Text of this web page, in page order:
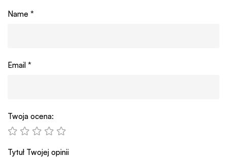
Name *
Email *
Twoja ocena:
Tytuł Twojej opinii